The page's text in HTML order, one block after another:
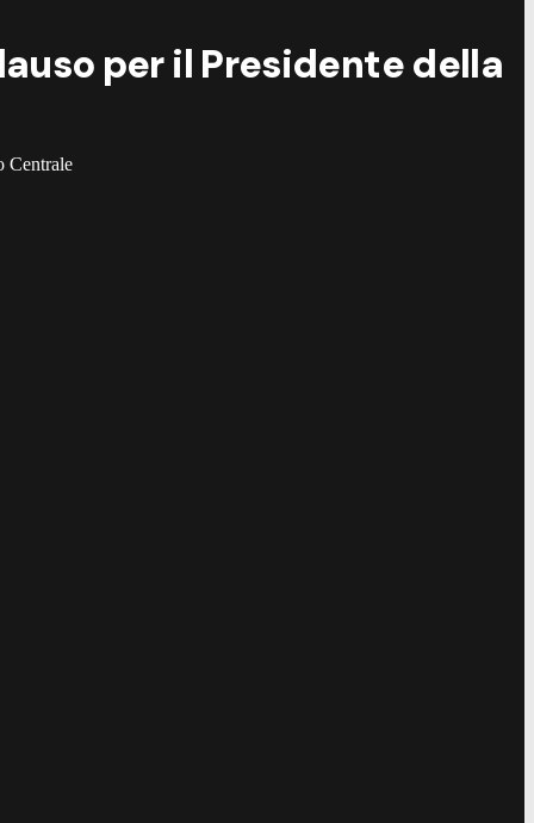
per il Presidente della
Centrale